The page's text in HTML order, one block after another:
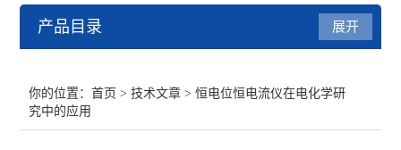
产品目录
电化学
展开
你的位置：首页 >技术文章 > 恒电位恒电流仪在电化学研
究中的应用